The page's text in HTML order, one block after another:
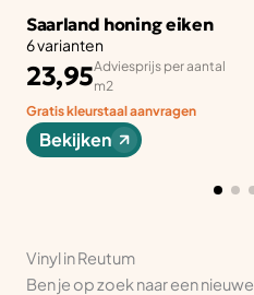
Saarland honing eiken
6 varianten
23,95Adviesprijs per aantal
m2
Gratis kleurstaal aanvragen
Bekijken
Vinyl in Reutum
Ben je op zoek naar een nieuwe